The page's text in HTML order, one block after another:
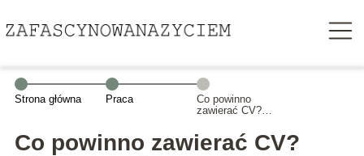
Strona główna Praca
Co powinno
zawierać CV?
elementy do
uwzględnienia
Co powinno zawierać CV?